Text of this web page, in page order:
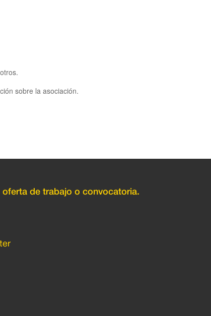
sobre la asociación.
oferta de trabajo o convocatoria.